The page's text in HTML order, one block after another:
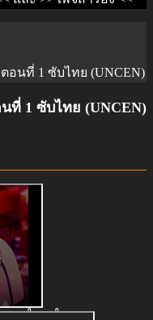
ตอนที่ 1 ซับไทย (UNCEN)
ที่ 1 ซับไทย (UNCEN)